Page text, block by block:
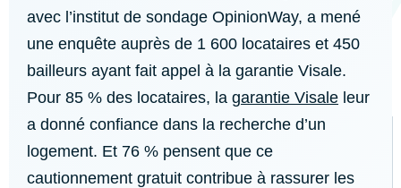
avec l’institut de sondage OpinionWay, a mené
une enquête auprès de 1 600 locataires et 450
bailleurs ayant fait appel à la garantie Visale.
Pour 85 % des locataires, la garantie Visale leur
a donné confiance dans la recherche d’un
logement. Et 76 % pensent que ce
cautionnement gratuit contribue à rassurer les